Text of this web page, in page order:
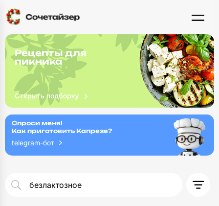
Рецепты для
пикника
Спроси меня!
Как приготовить Капрезе?
telegram-бот